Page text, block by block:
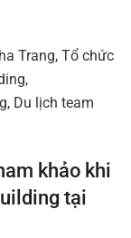
khảo khi
tại